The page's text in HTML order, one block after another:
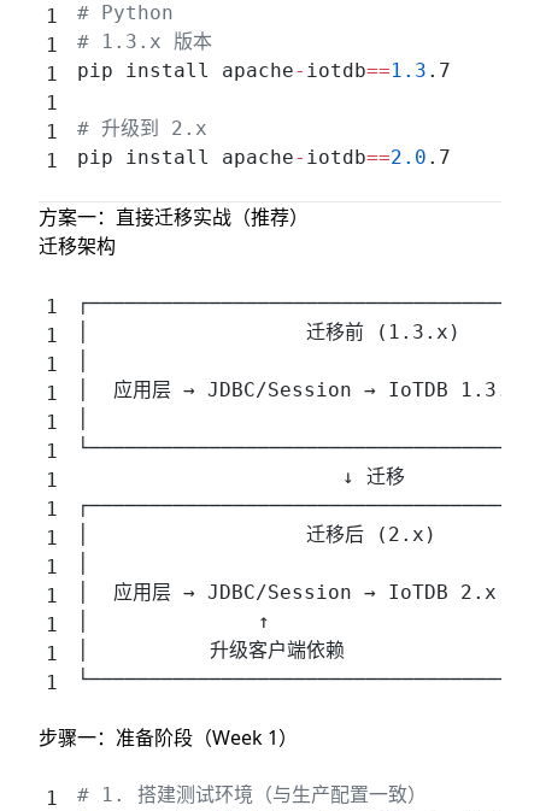
# Python
# 1.3.x 版本
pip install apache- iotdb==1.3 .7
# 升级到 2.x
pip install apache- iotdb==2.0 .7
方案一：直接迁移实战（推荐）
迁移架构
│                  迁移前 (1.3.x)
│  应用层 → JDBC/Session → IoTDB
                      ↓ 迁移
│                  迁移后 (2.x)
│  应用层 → JDBC/Session → IoTDB
│              ↑
│          升级客户端依赖
步骤一：准备阶段（Week 1）
# 1. 搭建测试环境（与生产配置一致）